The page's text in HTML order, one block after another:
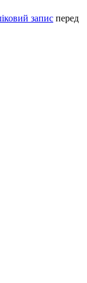
запис перед